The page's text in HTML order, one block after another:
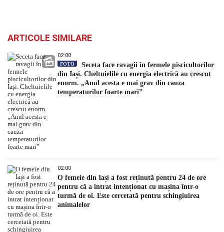
ARTICOLE SIMILARE
02:00
FOTO
Seceta face ravagii în fermele piscicultorilor
din Iași. Cheltuielile cu energia electrică au crescut
enorm. „Anul acesta e mai grav din cauza
temperaturilor foarte mari”
02:00
O femeie din Iași a fost reținută pentru 24 de ore
pentru că a intrat intenționat cu mașina într-o
turmă de oi. Este cercetată pentru schingiuirea
animalelor